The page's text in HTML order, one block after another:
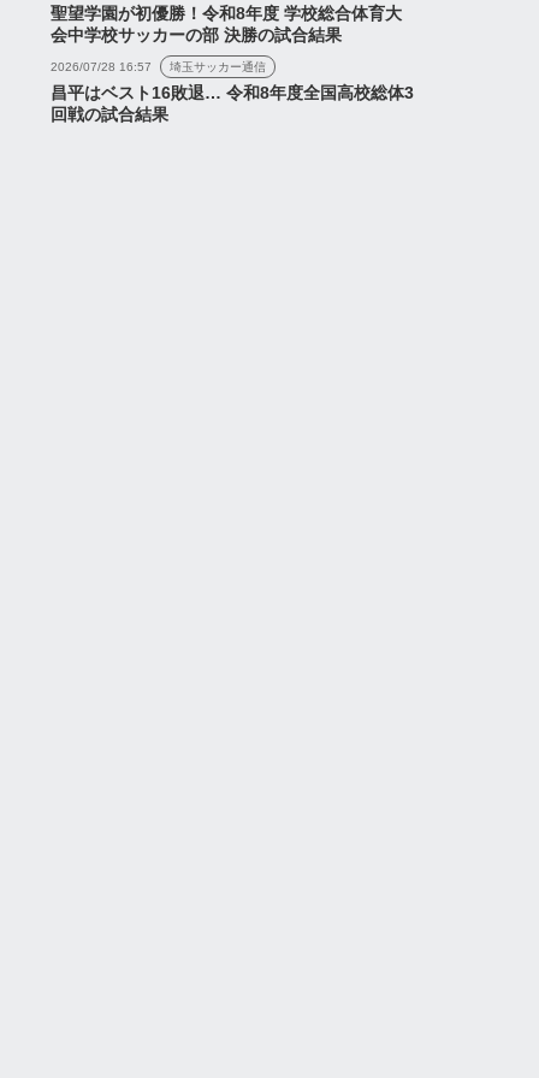
聖望学園が初優勝！令和8年度 学校総合体育大
会中学校サッカーの部 決勝の試合結果
2026/07/28 16:57 埼玉サッカー通信
昌平はベスト16敗退… 令和8年度全国高校総体3
回戦の試合結果